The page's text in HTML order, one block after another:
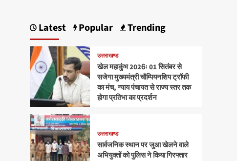
Latest Popular Trending
उत्तराखण्ड
खेल महाकुंभ 2026ः 01 सितंबर से
सजेगा मुख्यमंत्री चौम्पियनशिप ट्रॉफी
का मंच, न्याय पंचायत से राज्य स्तर तक
होगा प्रतिभा का प्रदर्शन
उत्तराखण्ड
सार्वजनिक स्थान पर जुआ खेलने वाले
अभियुक्तों को पुलिस ने किया गिरफ्तार